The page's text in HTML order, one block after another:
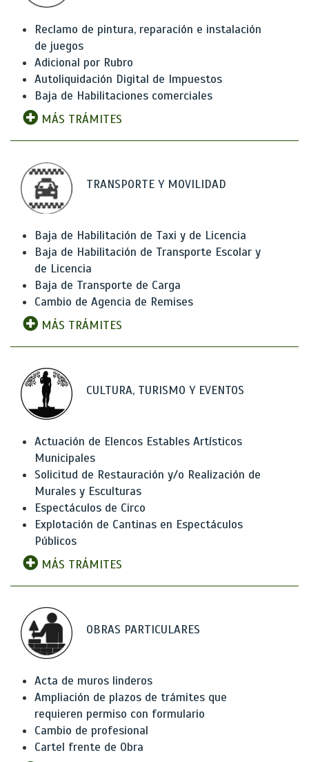
Reclamo de pintura, reparación e instalación
de juegos
Adicional por Rubro
Autoliquidación Digital de Impuestos
Baja de Habilitaciones comerciales
MÁS TRÁMITES
TRANSPORTE Y MOVILIDAD
Baja de Habilitación de Taxi y de Licencia
Baja de Habilitación de Transporte Escolar y
de Licencia
Baja de Transporte de Carga
Cambio de Agencia de Remises
MÁS TRÁMITES
CULTURA, TURISMO Y EVENTOS
Actuación de Elencos Estables Artísticos
Municipales
Solicitud de Restauración y/o Realización de
Murales y Esculturas
Espectáculos de Circo
Explotación de Cantinas en Espectáculos
Públicos
MÁS TRÁMITES
OBRAS PARTICULARES
Acta de muros linderos
Ampliación de plazos de trámites que
requieren permiso con formulario
Cambio de profesional
Cartel frente de Obra